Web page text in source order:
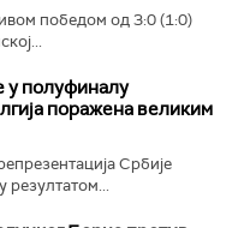
победом од 3:0 (1:0)
у полуфиналу
поражена великим
Србије
резултатом...